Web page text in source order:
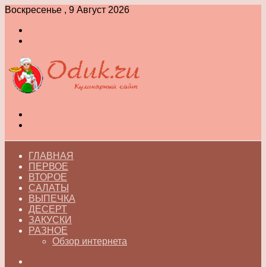
Воскресенье , 9 Август 2026
ГЛАВНАЯ
ПЕРВОЕ
ВТОРОЕ
САЛАТЫ
ВЫПЕЧКА
ДЕСЕРТ
ЗАКУСКИ
РАЗНОЕ
Обзор интернета